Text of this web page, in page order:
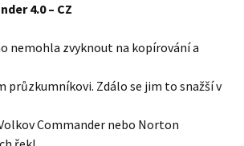
4.0 – CZ
nemohla zvyknout na kopírování a
průzkumníkovi. Zdálo se jim to snažší v
Commander nebo Norton